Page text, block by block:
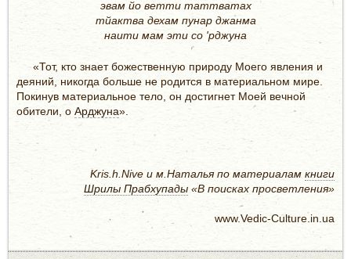
эвам йо ветти таттватах
тйактва дехам пунар джанма
наити мам эти со 'рджуна
«Тот, кто знает божественную природу Моего явления и
деяний, никогда больше не родится в материальном мире.
Покинув материальное тело, он достигнет Моей вечной
обители, о Арджуна».
Kris.h.Nive и м.Наталья по материалам книги
Шрилы Прабхупады «В поисках просветления»
www.Vedic-Culture.in.ua